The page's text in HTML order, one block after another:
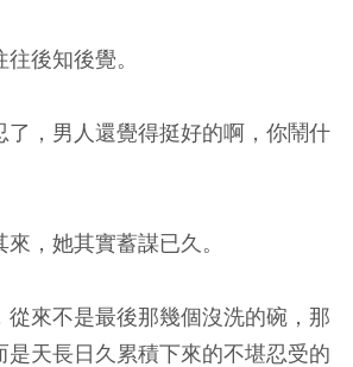
後知後覺。
了，男人還覺得挺好的啊，你鬧什
，她其實蓄謀已久。
從來不是最後那幾個沒洗的碗，那
是天長日久累積下來的不堪忍受的